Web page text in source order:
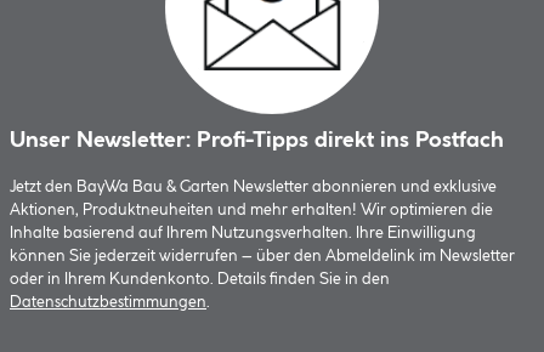
Unser Newsletter: Profi-Tipps direkt ins Postfach
Jetzt den BayWa Bau & Garten Newsletter abonnieren und exklusive
Aktionen, Produktneuheiten und mehr erhalten! Wir optimieren die
Inhalte basierend auf Ihrem Nutzungsverhalten. Ihre Einwilligung
können Sie jederzeit widerrufen – über den Abmeldelink im Newsletter
oder in Ihrem Kundenkonto. Details finden Sie in den
Datenschutzbestimmungen.